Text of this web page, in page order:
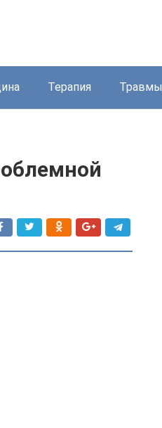
Терапия Травмы